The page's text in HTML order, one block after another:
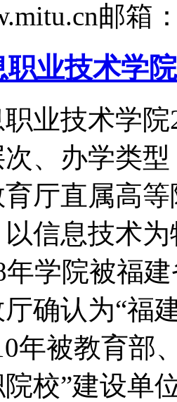
邮箱
业技术学
职业技术学
次、办学类
厅直属高
信息技术
年学院被福
确认为“福
年被教育部
院校”建